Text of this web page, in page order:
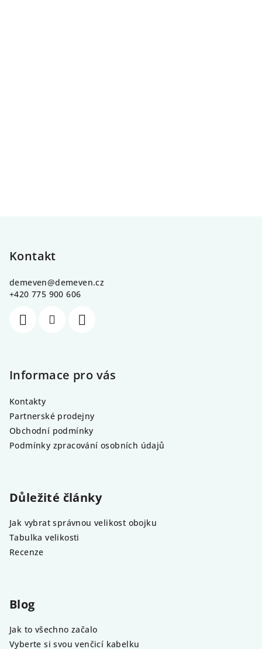
Kontakt
demeven@demeven.cz
+420 775 900 606
Informace pro vás
Kontakty
Partnerské prodejny
Obchodní podmínky
Podmínky zpracování osobních údajů
Důležité články
Jak vybrat správnou velikost obojku
Tabulka velikosti
Recenze
Blog
Jak to všechno začalo
Vyberte si svou venčicí kabelku